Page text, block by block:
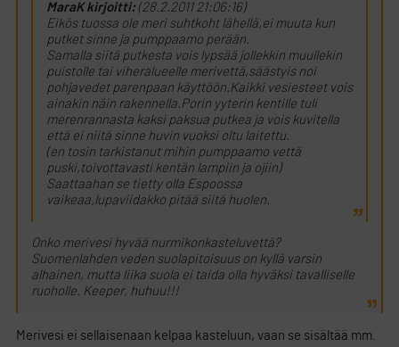
MaraK kirjoitti:(28.2.2011 21:06:16)
Eikös tuossa ole meri suhtkoht lähellä,ei muuta kun
putket sinne ja pumppaamo perään.
Samalla siitä putkesta vois lypsää jollekkin muullekin
puistolle tai viheralueelle merivettä,säästyis noi
pohjavedet parenpaan käyttöön.Kaikki vesiesteet vois
ainakin näin rakennella.Porin yyterin kentille tuli
merenrannasta kaksi paksua putkea ja vois kuvitella
että ei niitä sinne huvin vuoksi oltu laitettu.
(en tosin tarkistanut mihin pumppaamo vettä
puski,toivottavasti kentän lampiin ja ojiin)
Saattaahan se tietty olla Espoossa
vaikeaa,lupaviidakko pitää siitä huolen.
Onko merivesi hyvää nurmikonkasteluvettä?
Suomenlahden veden suolapitoisuus on kyllä varsin
alhainen, mutta liika suola ei taida olla hyväksi tavalliselle
ruoholle. Keeper, huhuu!!!
Merivesi ei sellaisenaan kelpaa kasteluun, vaan se sisältää mm.